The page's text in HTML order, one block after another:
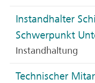
Instandhalter
Schwerpunkt
Instandhaltung
Technischer